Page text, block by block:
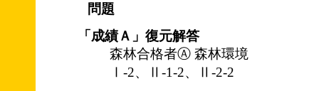
問題
「成績Ａ」復元解答
森林合格者Ⓐ 森林環境
Ⅰ-2、Ⅱ-1-2、Ⅱ-2-2